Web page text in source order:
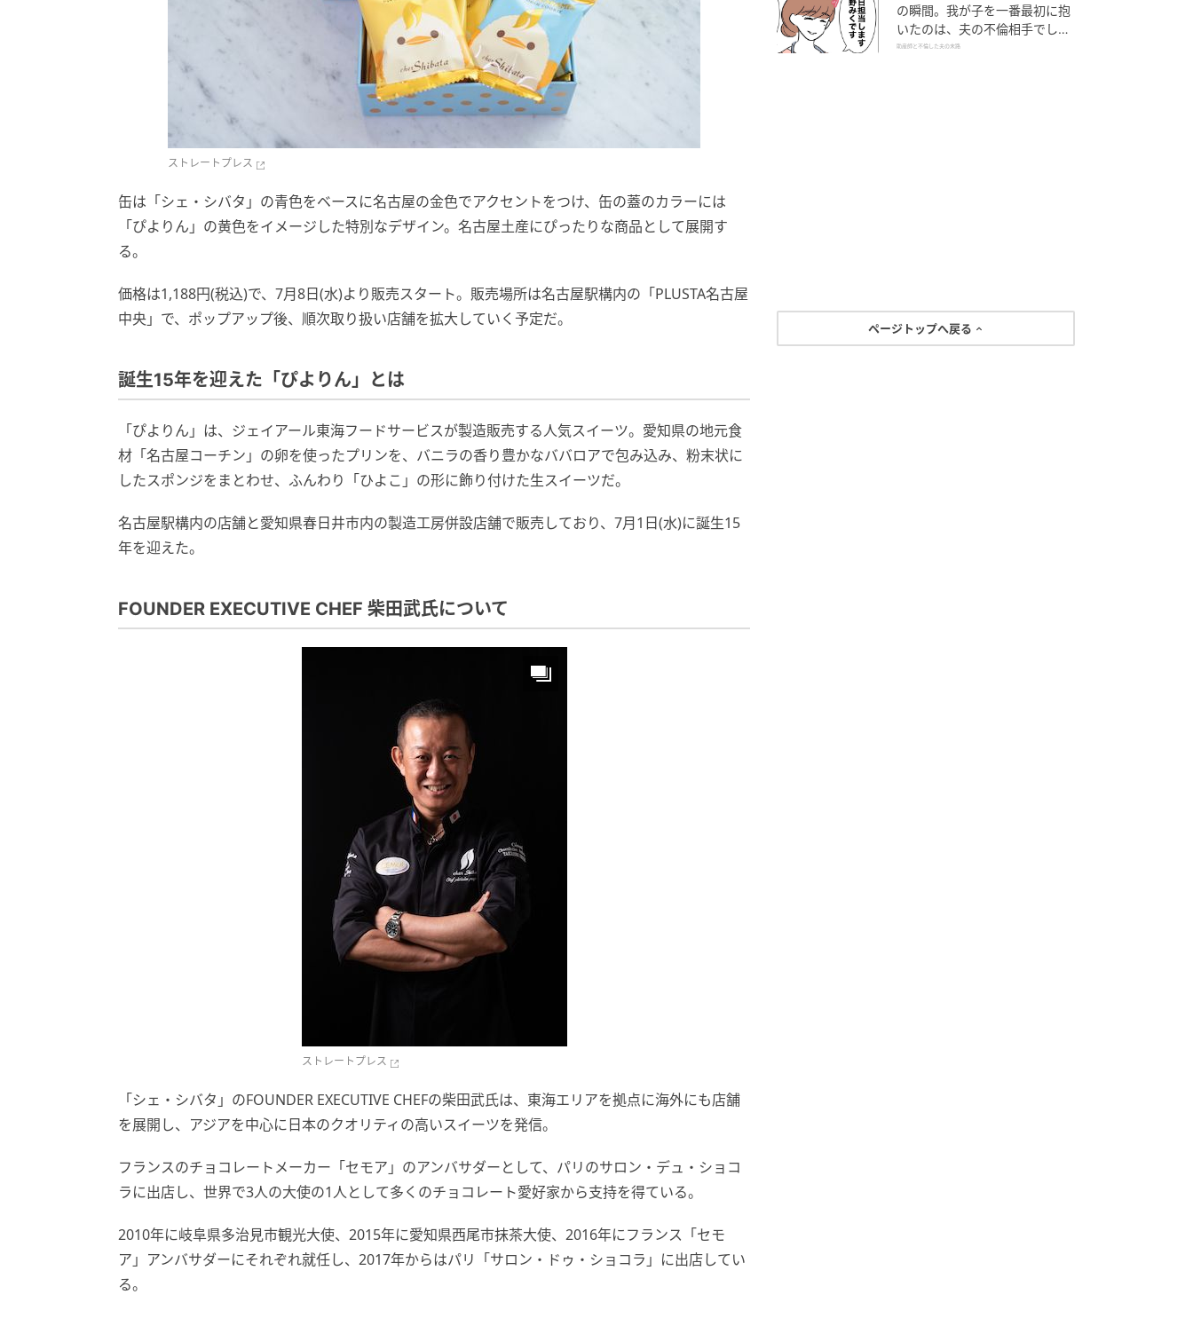
ストレートプレス
缶は「シェ・シバタ」の青色をベースに名古屋の金色でアクセントをつけ、缶の蓋のカラーには
「ぴよりん」の黄色をイメージした特別なデザイン。名古屋土産にぴったりな商品として展開す
る。
価格は1,188円(税込)で、7月8日(水)より販売スタート。販売場所は名古屋駅構内の「PLUSTA名古屋
中央」で、ポップアップ後、順次取り扱い店舗を拡大していく予定だ。
誕生15年を迎えた「ぴよりん」とは
「ぴよりん」は、ジェイアール東海フードサービスが製造販売する人気スイーツ。愛知県の地元食
材「名古屋コーチン」の卵を使ったプリンを、バニラの香り豊かなババロアで包み込み、粉末状に
したスポンジをまとわせ、ふんわり「ひよこ」の形に飾り付けた生スイーツだ。
名古屋駅構内の店舗と愛知県春日井市内の製造工房併設店舗で販売しており、7月1日(水)に誕生15
年を迎えた。
FOUNDER EXECUTIVE CHEF 柴田武氏について
ストレートプレス
「シェ・シバタ」のFOUNDER EXECUTIVE CHEFの柴田武氏は、東海エリアを拠点に海外にも店舗
を展開し、アジアを中心に日本のクオリティの高いスイーツを発信。
フランスのチョコレートメーカー「セモア」のアンバサダーとして、パリのサロン・デュ・ショコ
ラに出店し、世界で3人の大使の1人として多くのチョコレート愛好家から支持を得ている。
2010年に岐阜県多治見市観光大使、2015年に愛知県西尾市抹茶大使、2016年にフランス「セモ
ア」アンバサダーにそれぞれ就任し、2017年からはパリ「サロン・ドゥ・ショコラ」に出店してい
る。
の瞬間。我が子を一番最初に抱
いたのは、夫の不倫相手でし
た。
助産師と不倫した夫の末路
ページトップへ戻る